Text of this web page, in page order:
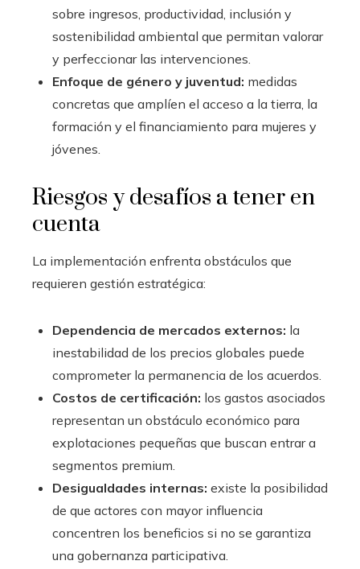
sobre ingresos, productividad, inclusión y
sostenibilidad ambiental que permitan valorar
y perfeccionar las intervenciones.
Enfoque de género y juventud: medidas
concretas que amplíen el acceso a la tierra, la
formación y el financiamiento para mujeres y
jóvenes.
Riesgos y desafíos a tener en
cuenta
La implementación enfrenta obstáculos que
requieren gestión estratégica:
Dependencia de mercados externos: la
inestabilidad de los precios globales puede
comprometer la permanencia de los acuerdos.
Costos de certificación: los gastos asociados
representan un obstáculo económico para
explotaciones pequeñas que buscan entrar a
segmentos premium.
Desigualdades internas: existe la posibilidad
de que actores con mayor influencia
concentren los beneficios si no se garantiza
una gobernanza participativa.